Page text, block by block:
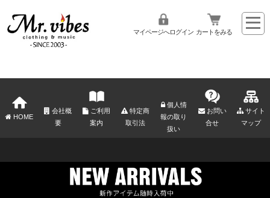
マイページへログイン カートをみる
HOME
会社概
要
ご利用
案内
特定商
取引法
個人情
報の取り
扱い
お問い
合せ
サイト
マップ